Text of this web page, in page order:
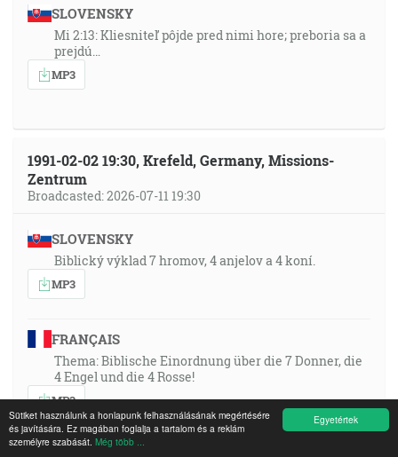
Egyetértek
Sütiket használunk a honlapunk felhasználásának megértésére
és javítására. Ez magában foglalja a tartalom és a reklám
személyre szabását. Még több ...
SLOVENSKY
Mi 2:13: Kliesniteľ pôjde pred nimi hore; preboria sa a
prejdú…
MP3
1991-02-02 19:30, Krefeld, Germany, Missions-
Zentrum
Broadcasted: 2026-07-11 19:30
SLOVENSKY
Biblický výklad 7 hromov, 4 anjelov a 4 koní.
MP3
FRANÇAIS
Thema: Biblische Einordnung über die 7 Donner, die
4 Engel und die 4 Rosse!
MP3